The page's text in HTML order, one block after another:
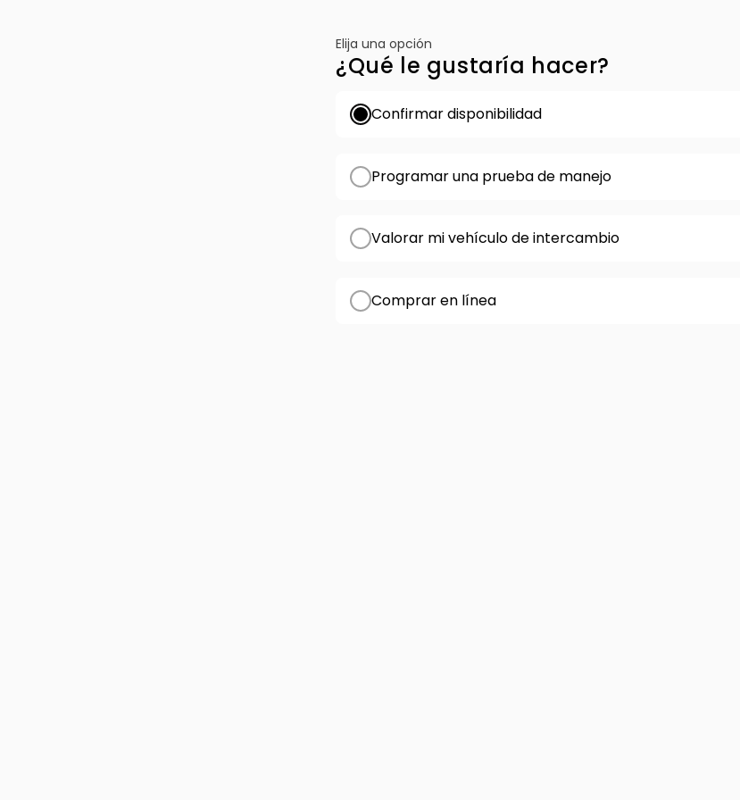
Elija una opción
¿Qué le gustaría hacer?
Confirmar disponibilidad
Programar una prueba de manejo
Valorar mi vehículo de intercambio
Comprar en línea